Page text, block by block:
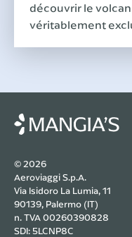
découvrir le
véritablement
© 2026
Aeroviaggi S.p.A.
Via Isidoro La Lumia, 11
90139, Palermo (IT)
n. TVA 00260390828
SDI: 5LCNP8C